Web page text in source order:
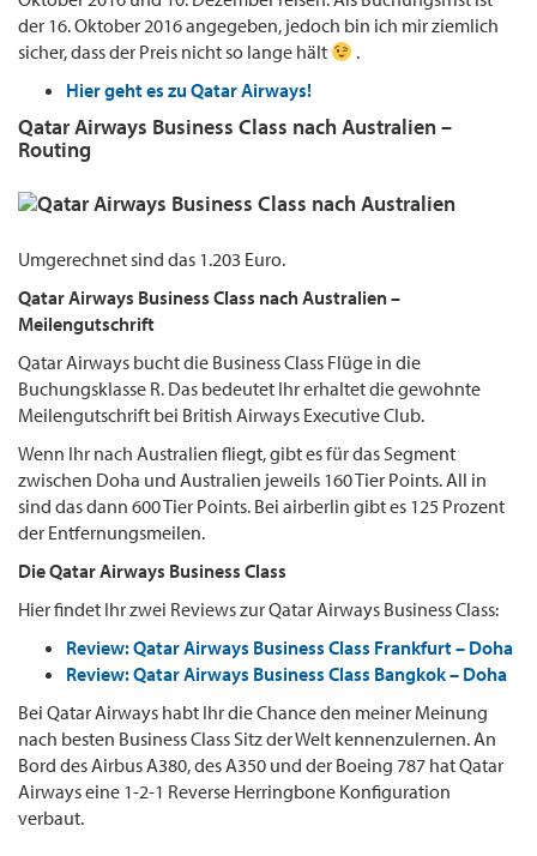
der 16. Oktober 2016 angegeben, jedoch bin ich mir ziemlich
sicher, dass der Preis nicht so lange hält
.
Hier geht es zu Qatar Airways!
Qatar Airways Business Class nach Australien –
Routing
Umgerechnet sind das 1.203 Euro.
Qatar Airways Business Class nach Australien –
Meilengutschrift
Qatar Airways bucht die Business Class Flüge in die
Buchungsklasse R. Das bedeutet Ihr erhaltet die gewohnte
Meilengutschrift bei British Airways Executive Club.
Wenn Ihr nach Australien fliegt, gibt es für das Segment
zwischen Doha und Australien jeweils 160 Tier Points. All in
sind das dann 600 Tier Points. Bei airberlin gibt es 125 Prozent
der Entfernungsmeilen.
Die Qatar Airways Business Class
Hier findet Ihr zwei Reviews zur Qatar Airways Business Class:
Review: Qatar Airways Business Class Frankfurt – Doha
Review: Qatar Airways Business Class Bangkok – Doha
Bei Qatar Airways habt Ihr die Chance den meiner Meinung
nach besten Business Class Sitz der Welt kennenzulernen. An
Bord des Airbus A380, des A350 und der Boeing 787 hat Qatar
Airways eine 1-2-1 Reverse Herringbone Konfiguration
verbaut.